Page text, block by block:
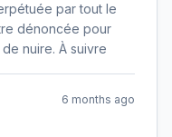
par tout le
dénoncée pour
nuire. À suivre
6 months ago